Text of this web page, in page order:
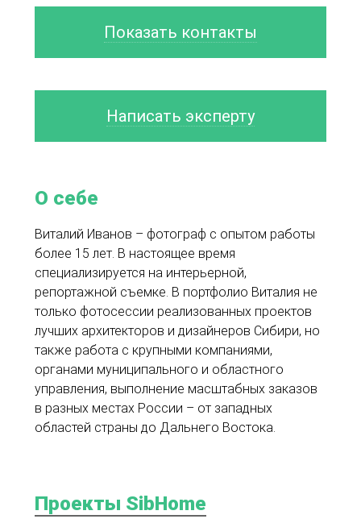
О себе
Виталий Иванов – фотограф с опытом работы
более 15 лет. В настоящее время
специализируется на интерьерной,
репортажной съемке. В портфолио Виталия не
только фотосессии реализованных проектов
лучших архитекторов и дизайнеров Сибири, но
также работа с крупными компаниями,
органами муниципального и областного
управления, выполнение масштабных заказов
в разных местах России – от западных
областей страны до Дальнего Востока.
Показать контакты
Написать эксперту
Проекты SibHome